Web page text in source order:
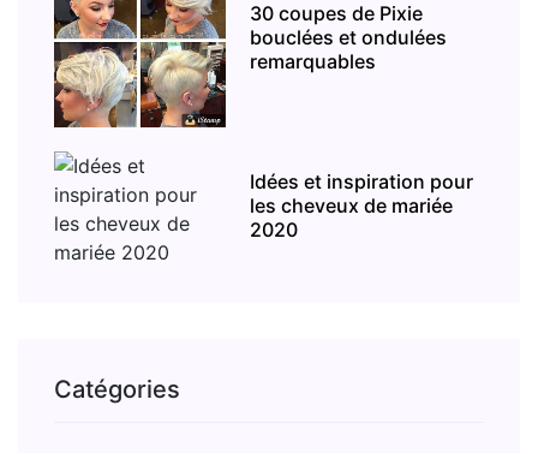
30 coupes de Pixie
bouclées et ondulées
remarquables
Idées et inspiration pour
les cheveux de mariée
2020
Catégories